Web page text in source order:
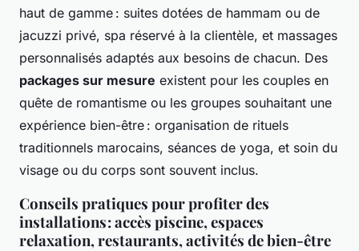
haut de gamme : suites dotées de hammam ou de
jacuzzi privé, spa réservé à la clientèle, et massages
personnalisés adaptés aux besoins de chacun. Des
packages sur mesure existent pour les couples en
quête de romantisme ou les groupes souhaitant une
expérience bien-être : organisation de rituels
traditionnels marocains, séances de yoga, et soin du
visage ou du corps sont souvent inclus.
Conseils pratiques pour profiter des
installations : accès piscine, espaces
relaxation, restaurants, activités de bien-être